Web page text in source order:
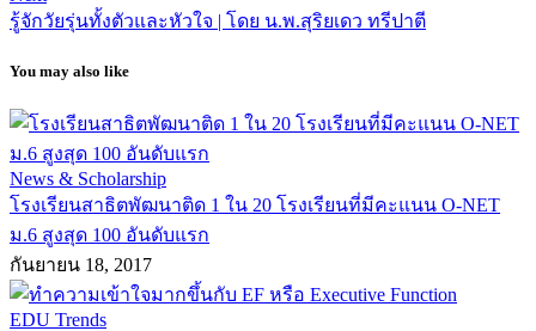
รู้จักวัยรุ่นทั้งตัวและหัวใจ | โดย น.พ.สุริยเดว ทรีปาตี
You may also like
News & Scholarship
โรงเรียนสาธิตพัฒนาติด 1 ใน 20 โรงเรียนที่มีคะแนน O-NET
ม.6 สูงสุด 100 อันดับแรก
กันยายน 18, 2017
EDU Trends